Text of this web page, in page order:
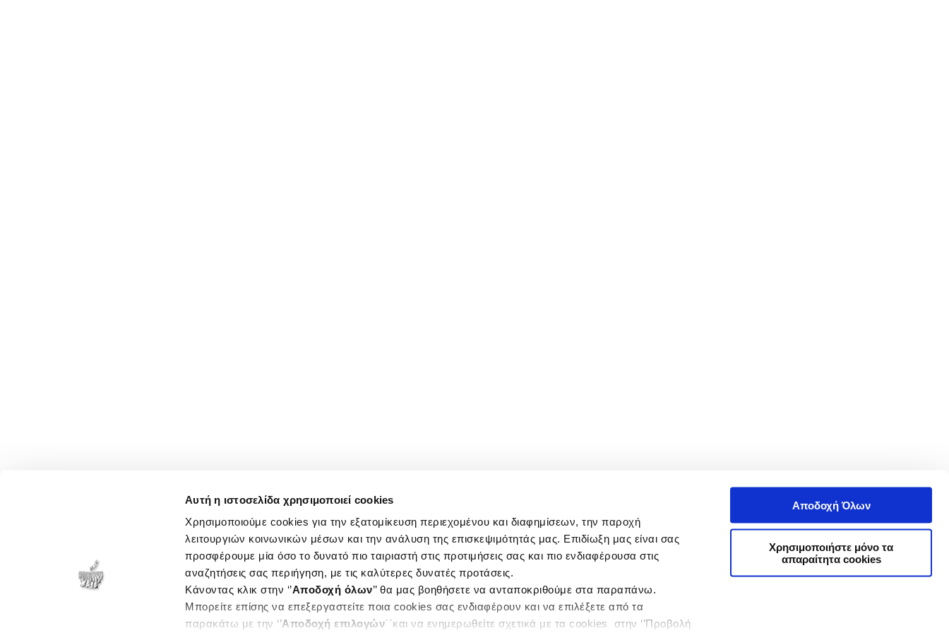
Αυτή η ιστοσελίδα χρησιμοποιεί cookies
Χρησιμοποιούμε cookies για την εξατομίκευση περιεχομένου και διαφημίσεων, την παροχή
λειτουργιών κοινωνικών μέσων και την ανάλυση της επισκεψιμότητάς μας. Επιδίωξη μας είναι σας
προσφέρουμε μία όσο το δυνατό πιο ταιριαστή στις προτιμήσεις σας και πιο ενδιαφέρουσα στις
αναζητήσεις σας περιήγηση, με τις καλύτερες δυνατές προτάσεις.
Κάνοντας κλικ στην ‘’Αποδοχή όλων’’ θα μας βοηθήσετε να ανταποκριθούμε στα παραπάνω.
Μπορείτε επίσης να επεξεργαστείτε ποια cookies σας ενδιαφέρουν και να επιλέξετε από τα
παρακάτω με την ‘’Αποδοχή επιλογών΄΄και να ενημερωθείτε σχετικά με τα cookies στην ‘’Προβολή
Αποδοχή Όλων
Χρησιμοποιήστε μόνο τα
απαραίτητα cookies